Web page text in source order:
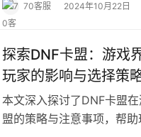
70客服 2024年10月22日
探索DNF卡盟：游戏
玩家的影响与选择策
本文深入探讨了DNF卡盟
盟的策略与注意事项，帮